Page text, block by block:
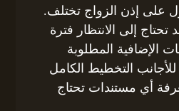
على إذن الزواج تختلف.
إلى الانتظار فترة
الإضافية المطلوبة
للأجانب التخطيط الكامل
أي مستندات تحتاج